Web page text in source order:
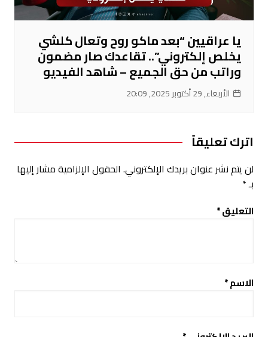
يا عراقيين “بعد ماكو روح وتعال كلشي
يخلص إلكتروني”.. تقاعدك صار مضمون
وراتب من حق الجميع – شاهد الفيديو
الأربعاء, 29 أكتوبر 2025, 20:09
اترك تعليقاً
لن يتم نشر عنوان بريدك الإلكتروني. الحقول الإلزامية مشار إليها
بـ*
التعليق*
الاسم*